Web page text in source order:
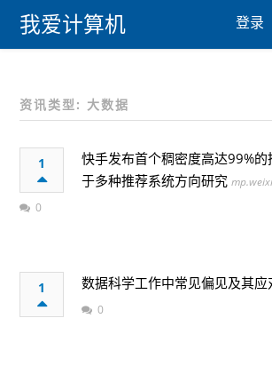
我爱计算机 登录
资讯类型: 大数据
1
快手发布首个稠密度高达99%
于多种推荐系统方向研究
0
1 数据科学工作中常见偏见及其应
0